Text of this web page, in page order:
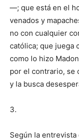
—; que está en el
venados y
no con cualquier
católica; que juega
como lo hizo
por el contrario, se
y la busca
3.
Según la